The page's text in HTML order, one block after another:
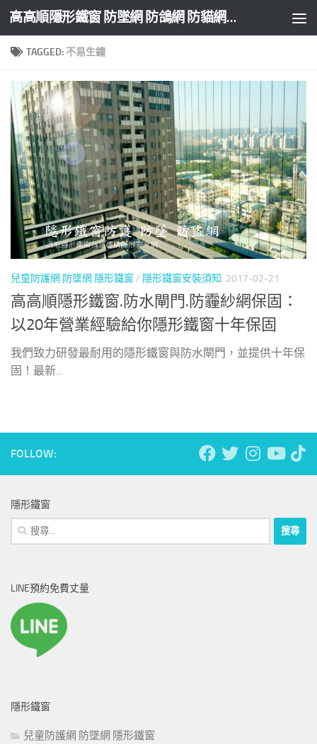
Skip to content 高高順隱形鐵窗 防墜網 防鴿網 防貓網 防盜網
TAGGED:不易生鏽
兒童防護網 防墜網 隱形鐵窗/ 隱形鐵窗安裝須知 2017-02-21
高高順隱形鐵窗.防水閘門.防霾紗網保固：
以20年營業經驗給你隱形鐵窗十年保固
我們致力研發最耐用的隱形鐵窗與防水閘門，並提供十年保
固！最新...
FOLLOW:
隱形鐵窗
搜
尋
字:
LINE預約免費丈量
隱形鐵窗
兒童防護網 防墜網 隱形鐵窗